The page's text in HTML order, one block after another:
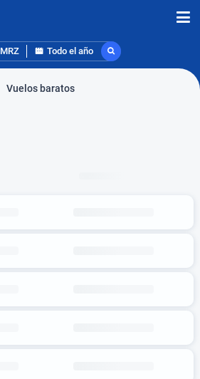
MRZ Todo el año
Vuelos baratos